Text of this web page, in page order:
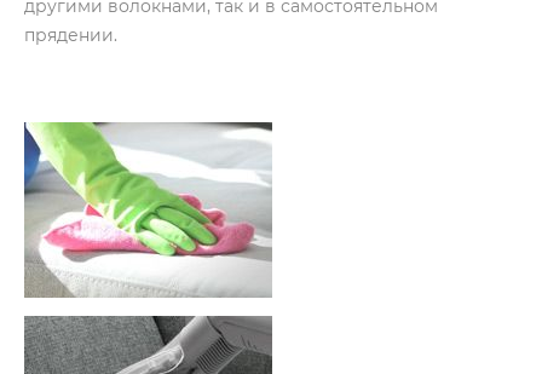
другими волокнами, так и в самостоятельном
прядении.